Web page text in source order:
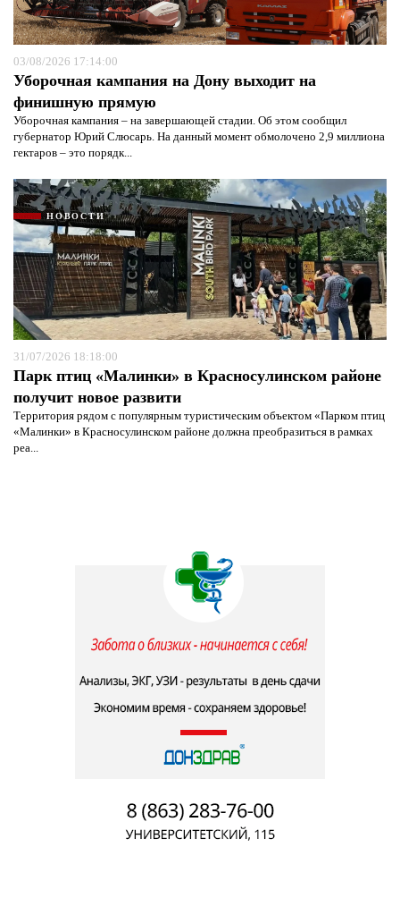
03/08/2026 17:14:00
Уборочная кампания на Дону выходит на
финишную прямую
Уборочная кампания – на завершающей стадии. Об этом сообщил
губернатор Юрий Слюсарь. На данный момент обмолочено 2,9 миллиона
гектаров – это порядк...
НОВОСТИ
31/07/2026 18:18:00
Парк птиц «Малинки» в Красносулинском районе
получит новое развити
Территория рядом с популярным туристическим объектом «Парком птиц
«Малинки» в Красносулинском районе должна преобразиться в рамках
реа...